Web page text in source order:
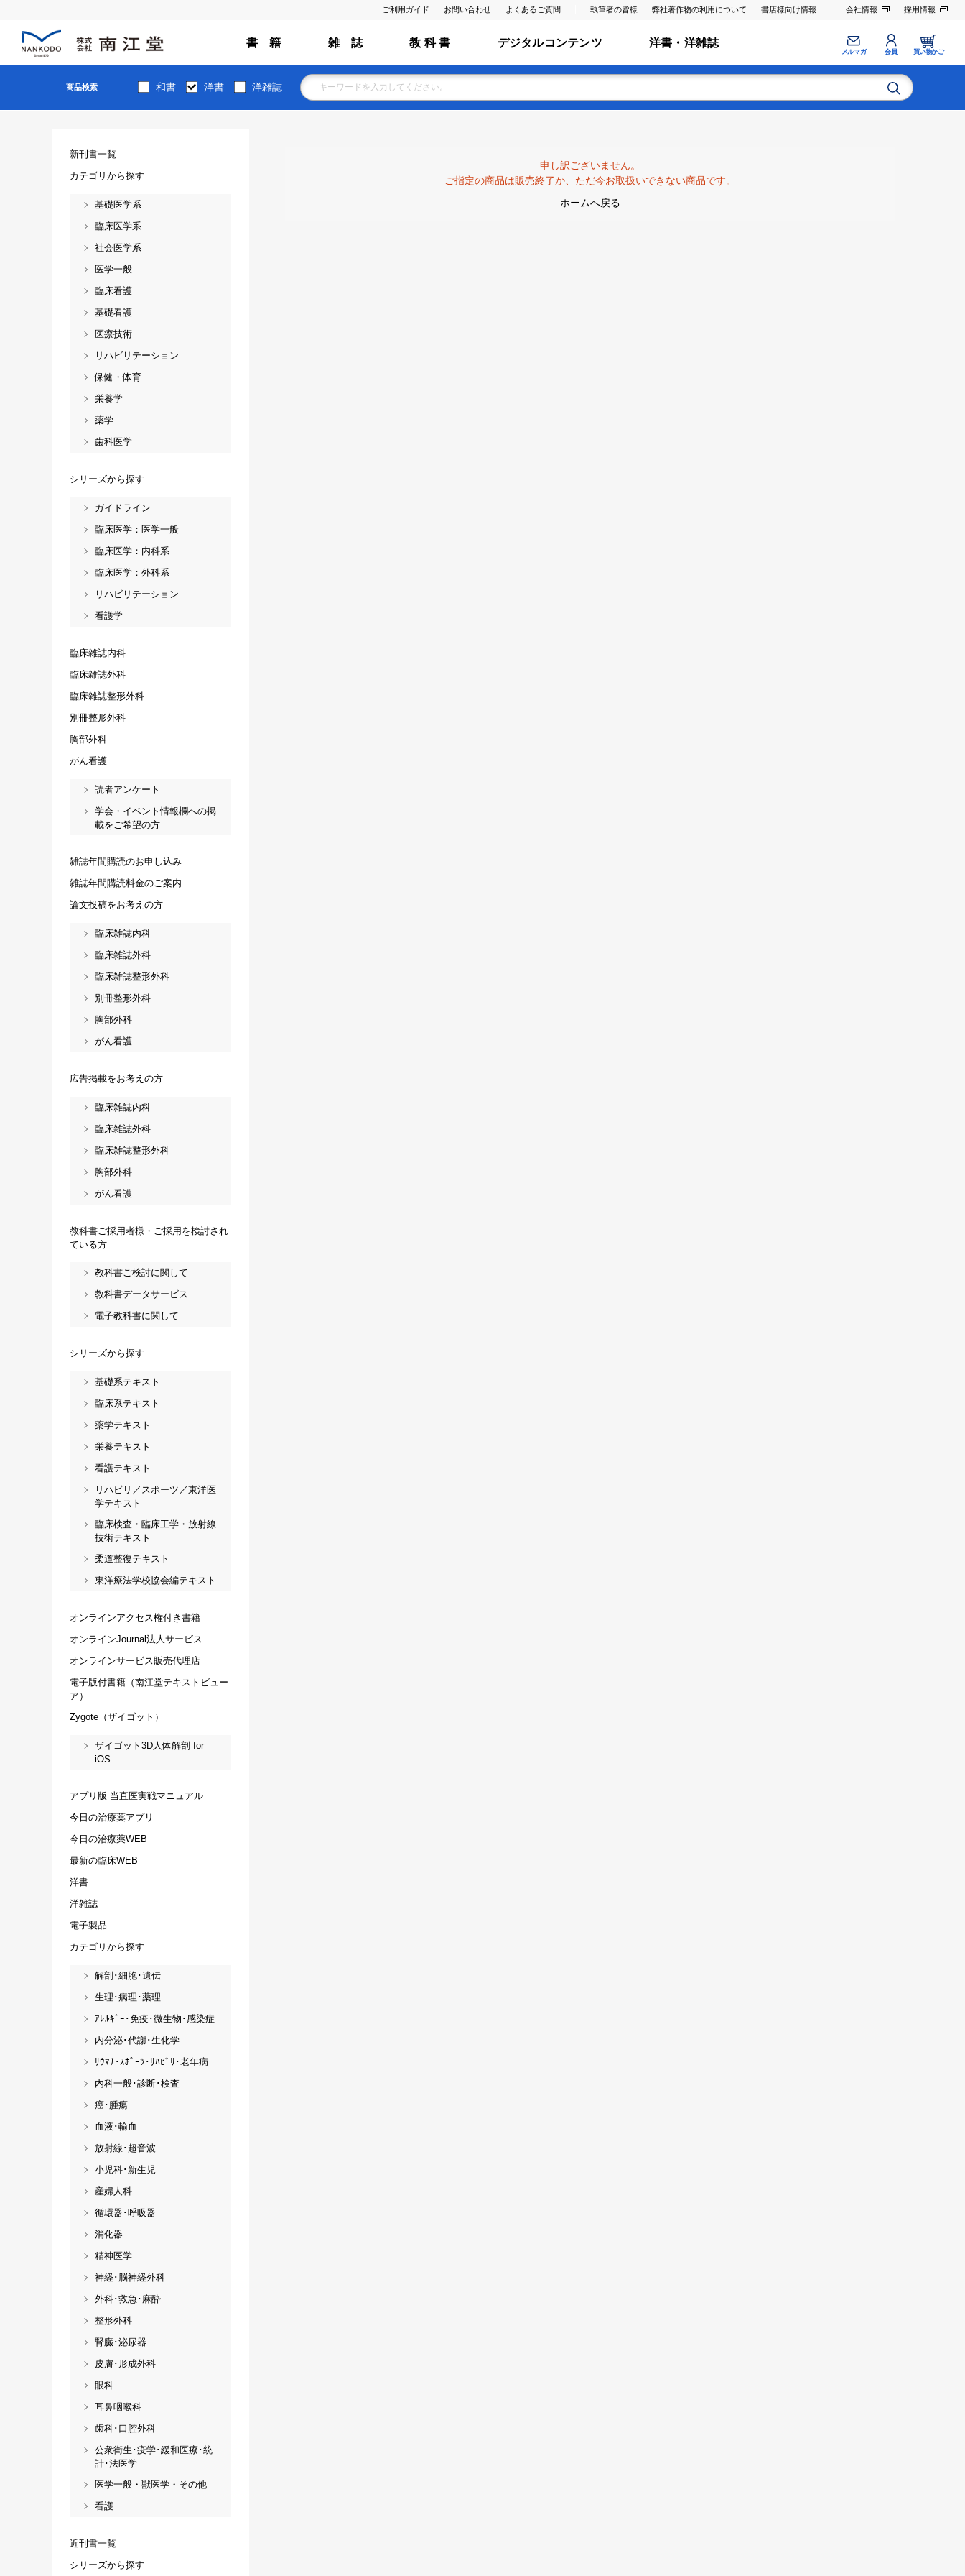
ご利用ガイド お問い合わせ よくあるご質問 執筆者の皆様 弊社著作物の利用について 書店様向け情報 会社情報 採用情報
書 籍 雑 誌 教 科 書 デジタルコンテンツ 洋書・洋雑誌
メルマガ 会員 買い物かご
商品検索 和書 洋書 洋雑誌
申し訳ございません。
ご指定の商品は販売終了か、ただ今お取扱いできない商品です。
ホームへ戻る
新刊書一覧
カテゴリから探す
基礎医学系
臨床医学系
社会医学系
医学一般
臨床看護
基礎看護
医療技術
リハビリテーション
保健・体育
栄養学
薬学
歯科医学
シリーズから探す
ガイドライン
臨床医学：医学一般
臨床医学：内科系
臨床医学：外科系
リハビリテーション
看護学
臨床雑誌内科
臨床雑誌外科
臨床雑誌整形外科
別冊整形外科
胸部外科
がん看護
読者アンケート
学会・イベント情報欄への掲
載をご希望の方
雑誌年間購読のお申し込み
雑誌年間購読料金のご案内
論文投稿をお考えの方
臨床雑誌内科
臨床雑誌外科
臨床雑誌整形外科
別冊整形外科
胸部外科
がん看護
広告掲載をお考えの方
臨床雑誌内科
臨床雑誌外科
臨床雑誌整形外科
胸部外科
がん看護
教科書ご採用者様・ご採用を検討され
ている方
教科書ご検討に関して
教科書データサービス
電子教科書に関して
シリーズから探す
基礎系テキスト
臨床系テキスト
薬学テキスト
栄養テキスト
看護テキスト
リハビリ／スポーツ／東洋医
学テキスト
臨床検査・臨床工学・放射線
技術テキスト
柔道整復テキスト
東洋療法学校協会編テキスト
オンラインアクセス権付き書籍
オンラインJournal法人サービス
オンラインサービス販売代理店
電子版付書籍（南江堂テキストビュー
ア）
Zygote（ザイゴット）
ザイゴット3D人体解剖 for
iOS
アプリ版 当直医実戦マニュアル
今日の治療薬アプリ
今日の治療薬WEB
最新の臨床WEB
洋書
洋雑誌
電子製品
カテゴリから探す
解剖･細胞･遺伝
生理･病理･薬理
ｱﾚﾙｷﾞｰ･免疫･微生物･感染症
内分泌･代謝･生化学
ﾘｳﾏﾁ･ｽﾎﾟｰﾂ･ﾘﾊﾋﾞﾘ･老年病
内科一般･診断･検査
癌･腫瘍
血液･輸血
放射線･超音波
小児科･新生児
産婦人科
循環器･呼吸器
消化器
精神医学
神経･脳神経外科
外科･救急･麻酔
整形外科
腎臓･泌尿器
皮膚･形成外科
眼科
耳鼻咽喉科
歯科･口腔外科
公衆衛生･疫学･緩和医療･統
計･法医学
医学一般・獣医学・その他
看護
近刊書一覧
シリーズから探す